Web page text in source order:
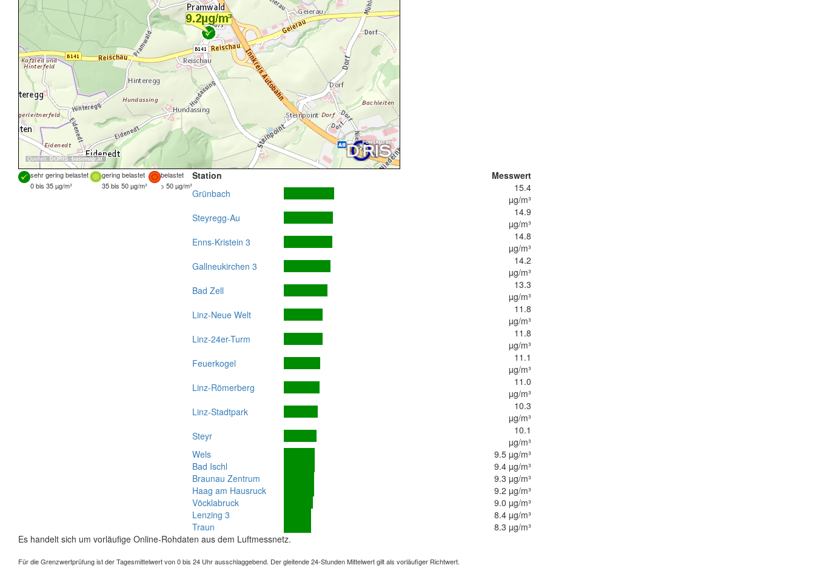
Quellen: DORIS, basemap.at
sehr gering belastet gering belastet
belastet
0 bis 35 µg/m³
35 bis 50 µg/m³ > 50 µg/m³
Station
Messwert
Grünbach
15.4
µg/m³
Steyregg-Au
14.9
µg/m³
Enns-Kristein 3
14.8
µg/m³
Gallneukirchen 3
14.2
µg/m³
Bad Zell
13.3
µg/m³
Linz-Neue Welt
11.8
µg/m³
Linz-24er-Turm
11.8
µg/m³
Feuerkogel
11.1
µg/m³
Linz-Römerberg
11.0
µg/m³
Linz-Stadtpark
10.3
µg/m³
Steyr
10.1
µg/m³
Wels
9.5 µg/m³
Bad Ischl
9.4 µg/m³
Braunau Zentrum
9.3 µg/m³
Haag am Hausruck
9.2 µg/m³
Vöcklabruck
9.0 µg/m³
Lenzing 3
8.4 µg/m³
Traun
8.3 µg/m³
Es handelt sich um vorläufige Online-Rohdaten aus dem Luftmessnetz.
Für die Grenzwertprüfung ist der Tagesmittelwert von 0 bis 24 Uhr ausschlaggebend. Der gleitende 24-Stunden Mittelwert gilt als vorläufiger Richtwert.